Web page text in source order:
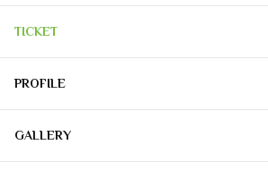
TICKET
PROFILE
GALLERY